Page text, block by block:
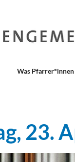
Was
23.